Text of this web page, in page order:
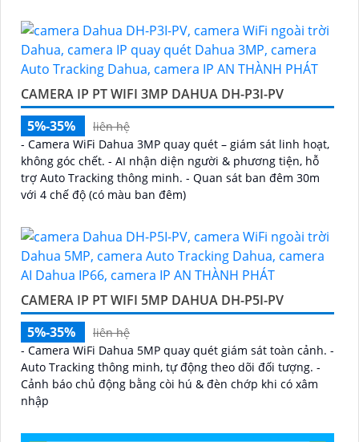
CAMERA IP PT WIFI 3MP DAHUA DH-P3I-PV
5%-35%
liên hệ
- Camera WiFi Dahua 3MP quay quét – giám sát linh hoạt,
không góc chết. - AI nhận diện người & phương tiện, hỗ
trợ Auto Tracking thông minh. - Quan sát ban đêm 30m
với 4 chế độ (có màu ban đêm)
CAMERA IP PT WIFI 5MP DAHUA DH-P5I-PV
5%-35%
liên hệ
- Camera WiFi Dahua 5MP quay quét giám sát toàn cảnh. -
Auto Tracking thông minh, tự động theo dõi đối tượng. -
Cảnh báo chủ động bằng còi hú & đèn chớp khi có xâm
nhập